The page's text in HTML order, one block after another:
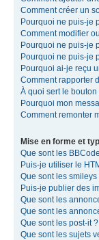
Comment créer un
Pourquoi ne puis-je
Comment modifier
Pourquoi ne puis-je
Pourquoi ne puis-je
Pourquoi ai-je reçu
Comment rapporter
À quoi sert le
Pourquoi mon
Comment remonter
Mise en forme et
Que sont les
Puis-je utiliser le
Que sont les smileys
Puis-je publier des
Que sont les
Que sont les
Que sont les post-it ?
Que sont les sujets